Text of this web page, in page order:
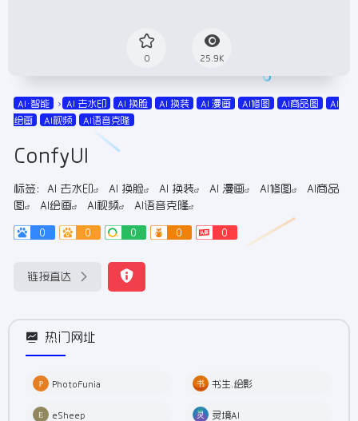
0 25.9K
AI•智能 AI 去水印 AI 换脸 AI 换装 AI 漫画 AI修图 AI商品图
AI
绘画
AI视频 AI语音克隆
ConfyUI
标签： AI 去水印 AI 换脸 AI 换装 AI 漫画 AI修图
AI商品
图
AI绘画 AI视频 AI语音克隆
0 0 0 0 0
链接直达
热门网址
PhotoFunia 书生.绘影
eSheep 灵境AI